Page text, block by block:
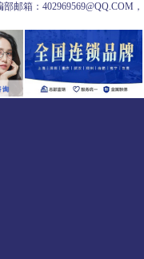
邮箱：402969569@QQ.COM，